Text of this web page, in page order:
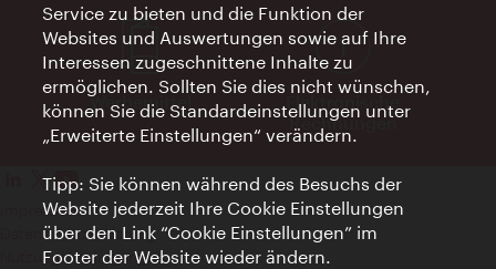
Werbemittel
Elektronische
Rechnungen
Impressum
Datenschutzerklärung
Nutzungsbedingungen
Service zu bieten und die Funktion der
Websites und Auswertungen sowie auf Ihre
Interessen zugeschnittene Inhalte zu
ermöglichen. Sollten Sie dies nicht wünschen,
können Sie die Standardeinstellungen unter
„Erweiterte Einstellungen“ verändern.
Tipp: Sie können während des Besuchs der
Website jederzeit Ihre Cookie Einstellungen
über den Link “Cookie Einstellungen” im
Footer der Website wieder ändern.